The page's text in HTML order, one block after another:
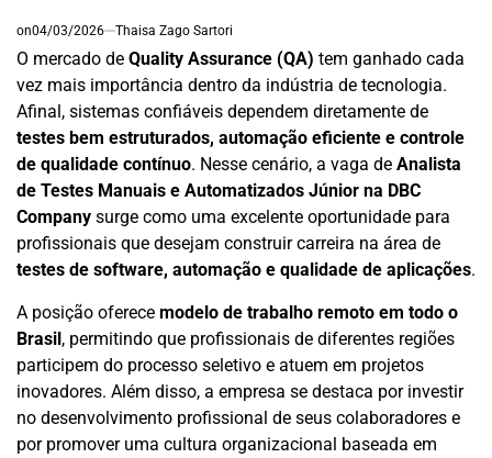
on04/03/2026 Thaisa Zago Sartori
O mercado de Quality Assurance (QA) tem ganhado cada
vez mais importância dentro da indústria de tecnologia.
Afinal, sistemas confiáveis dependem diretamente de
testes bem estruturados, automação eficiente e controle
de qualidade contínuo. Nesse cenário, a vaga de Analista
de Testes Manuais e Automatizados Júnior na DBC
Company surge como uma excelente oportunidade para
profissionais que desejam construir carreira na área de
testes de software, automação e qualidade de aplicações.
A posição oferece modelo de trabalho remoto em todo o
Brasil, permitindo que profissionais de diferentes regiões
participem do processo seletivo e atuem em projetos
inovadores. Além disso, a empresa se destaca por investir
no desenvolvimento profissional de seus colaboradores e
por promover uma cultura organizacional baseada em